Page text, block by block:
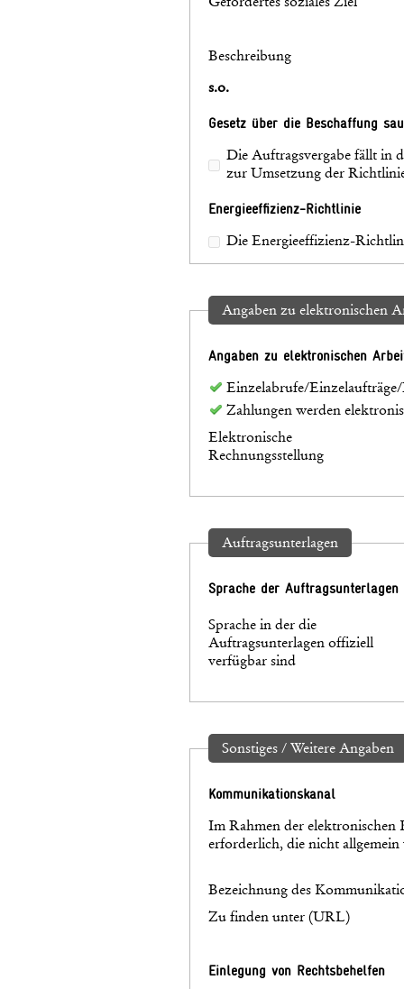
Beschreibung
s.o.
Gesetz über die Beschaffung
Die Auftragsvergabe fällt in
zur Umsetzung der
Energieeffizienz-Richtlinie
Die Energieeffizienz-
Angaben zu elektronischen
Angaben zu elektronischen
Einzelabrufe/
Zahlungen werden
Elektronische
Rechnungsstellung
Auftragsunterlagen
Sprache der Auftragsunterlagen
Sprache in der die
Auftragsunterlagen offiziell
verfügbar sind
Sonstiges / Weitere Angaben
Kommunikationskanal
Im Rahmen der
erforderlich, die nicht
Bezeichnung des
Zu finden unter (URL)
Einlegung von Rechtsbehelfen